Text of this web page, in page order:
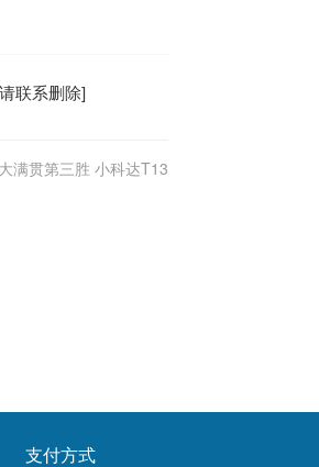
联系删除]
满贯第三胜 小科达T13
支付方式